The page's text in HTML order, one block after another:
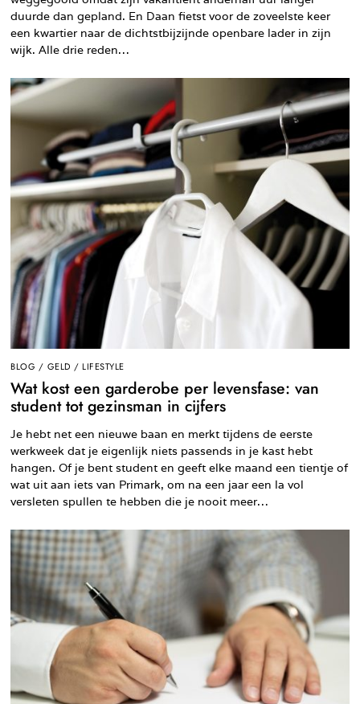
duurde dan gepland. En Daan fietst voor de zoveelste keer
een kwartier naar de dichtstbijzijnde openbare lader in zijn
wijk. Alle drie reden…
BLOG / GELD / LIFESTYLE
Wat kost een garderobe per levensfase: van
student tot gezinsman in cijfers
Je hebt net een nieuwe baan en merkt tijdens de eerste
werkweek dat je eigenlijk niets passends in je kast hebt
hangen. Of je bent student en geeft elke maand een tientje of
wat uit aan iets van Primark, om na een jaar een la vol
versleten spullen te hebben die je nooit meer…